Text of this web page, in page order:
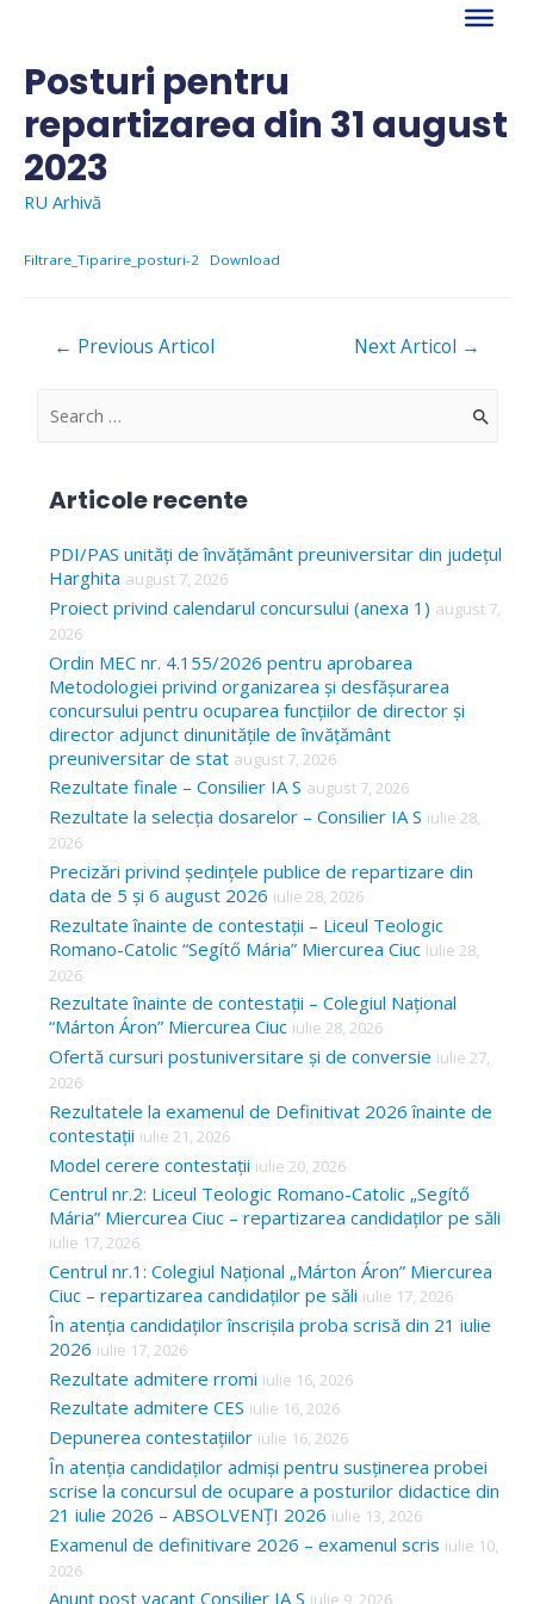
contentPosturi pentru
repartizarea din 31 august
2023
RU Arhivă
Filtrare_Tiparire_posturi-2 Download
Navigare
← Previous Articol Next Articol →
S
c
h
f
o
r
Articole recente
PDI/PAS unități de învățământ preuniversitar din județul
Harghita august 7, 2026
Proiect privind calendarul concursului (anexa 1) august 7,
2026
Ordin MEC nr. 4.155/2026 pentru aprobarea
Metodologiei privind organizarea și desfășurarea
concursului pentru ocuparea funcțiilor de director și
director adjunct dinunitățile de învățământ
preuniversitar de stat august 7, 2026
Rezultate finale – Consilier IA S august 7, 2026
Rezultate la selecția dosarelor – Consilier IA S iulie 28,
2026
Precizări privind ședințele publice de repartizare din
data de 5 și 6 august 2026 iulie 28, 2026
Rezultate înainte de contestații – Liceul Teologic
Romano-Catolic “Segítő Mária” Miercurea Ciuc iulie 28,
2026
Rezultate înainte de contestații – Colegiul Național
“Márton Áron” Miercurea Ciuc iulie 28, 2026
Ofertă cursuri postuniversitare și de conversie iulie 27,
2026
Rezultatele la examenul de Definitivat 2026 înainte de
contestații iulie 21, 2026
Model cerere contestații iulie 20, 2026
Centrul nr.2: Liceul Teologic Romano-Catolic „Segítő
Mária” Miercurea Ciuc – repartizarea candidaților pe săli
iulie 17, 2026
Centrul nr.1: Colegiul Național „Márton Áron” Miercurea
Ciuc – repartizarea candidaților pe săli iulie 17, 2026
În atenția candidaților înscrișila proba scrisă din 21 iulie
2026 iulie 17, 2026
Rezultate admitere rromi iulie 16, 2026
Rezultate admitere CES iulie 16, 2026
Depunerea contestațiilor iulie 16, 2026
În atenția candidaților admiși pentru susținerea probei
scrise la concursul de ocupare a posturilor didactice din
21 iulie 2026 – ABSOLVENȚI 2026 iulie 13, 2026
Examenul de definitivare 2026 – examenul scris iulie 10,
2026
Anunț post vacant Consilier IA S iulie 9, 2026